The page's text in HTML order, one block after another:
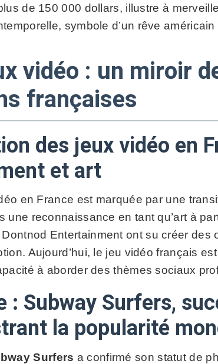
de 150 000 dollars, illustre à
symbole d’un rêve
vidéo : un miroir
françaises
des jeux vidéo en
et art
en France est marquée par une
une reconnaissance en tant qu’art à
Entertainment ont su créer
Aujourd’hui, le jeu vidéo français
à aborder des thèmes sociaux
: Subway Surfers,
la popularité
Surfers a confirmé son statut de